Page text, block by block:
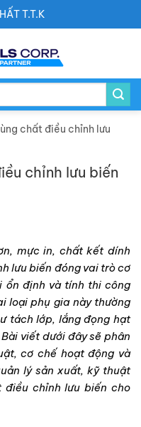
T.T.K
chất điều chỉnh lưu
chỉnh lưu biến
mực in, chất kết dính
lưu biến đóng vai trò cơ
định và tính thi công
loại phụ gia này thường
tách lớp, lắng đọng hạt
viết dưới đây sẽ phân
cơ chế hoạt động và
lý sản xuất, kỹ thuật
chỉnh lưu biến cho